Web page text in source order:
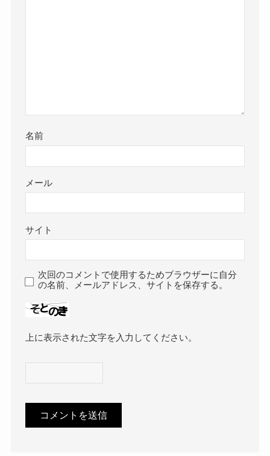
名前
メール
サイト
次回のコメントで使用するためブラウザーに自分
の名前、メールアドレス、サイトを保存する。
上に表示された文字を入力してください。